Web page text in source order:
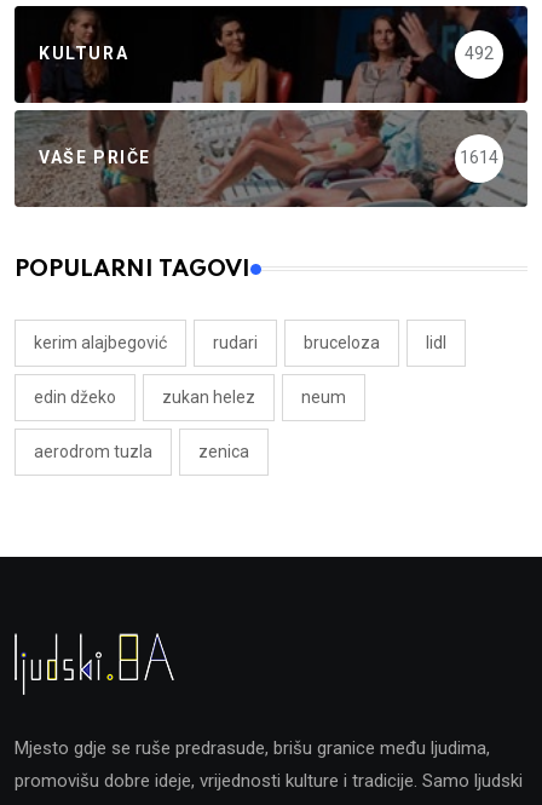
KULTURA 492
VAŠE PRIČE 1614
POPULARNI TAGOVI
kerim alajbegović rudari bruceloza lidl
edin džeko zukan helez neum
aerodrom tuzla zenica
Mjesto gdje se ruše predrasude, brišu granice među ljudima,
promovišu dobre ideje, vrijednosti kulture i tradicije. Samo ljudski